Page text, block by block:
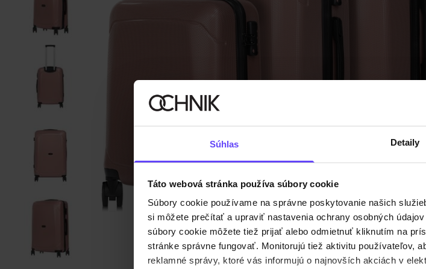
Súhlas Detaily
Táto webová stránka používa súbory cookie
Súbory cookie používame na správne poskytovanie našich
si môžete prečítať a upraviť nastavenia ochrany osobných
súbory cookie môžete tiež prijať alebo odmietnuť kliknutím na
stránke správne fungovať. Monitorujú tiež aktivitu používateľov,
reklamné správy, ktoré vás informujú o najnovších akciách v